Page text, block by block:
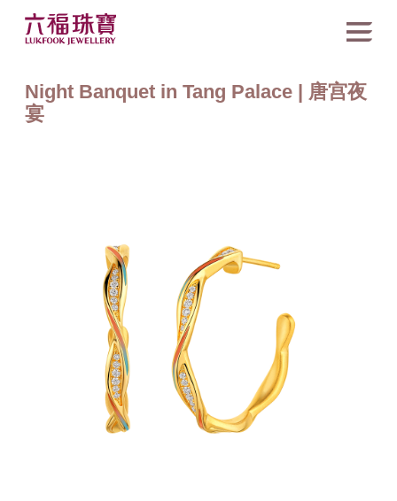
Night Banquet in Tang Palace | 唐宫夜
宴